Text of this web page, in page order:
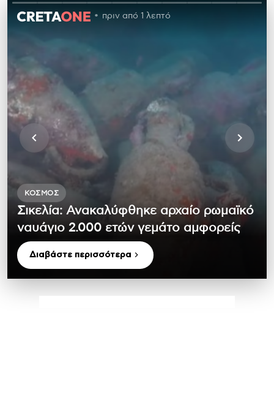
πριν από 1 λεπτό
ΚΌΣΜΟΣ
Σικελία: Ανακαλύφθηκε αρχαίο ρωμαϊκό
ναυάγιο 2.000 ετών γεμάτο αμφορείς
Διαβάστε περισσότερα